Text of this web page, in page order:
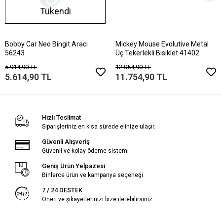
Tükendi
Bobby Car Neo Bingit Aracı
56243
5.914,90 TL
5.614,90 TL
Mickey Mouse Evolutive Metal
Üç Tekerlekli Bisiklet 41402
12.054,90 TL
11.754,90 TL
Hızlı Teslimat
Siparişleriniz en kısa sürede elinize ulaşır.
Güvenli Alışveriş
Güvenli ve kolay ödeme sistemi
Geniş Ürün Yelpazesi
Binlerce ürün ve kampanya seçeneği
7 / 24 DESTEK
Öneri ve şikayetlerinizi bize iletebilirsiniz.